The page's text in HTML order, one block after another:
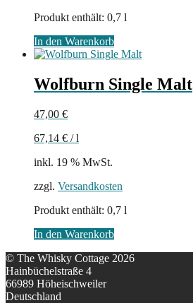
Produkt enthält: 0,7 l
In den Warenkorb
Wolfburn Single Malt
47,00 €
67,14 € /l
inkl. 19 % MwSt.
zzgl. Versandkosten
Produkt enthält: 0,7 l
In den Warenkorb
© The Whisky Cottage 2026
Hainbüchelstraße 4
66989 Höheischweiler
Deutschland